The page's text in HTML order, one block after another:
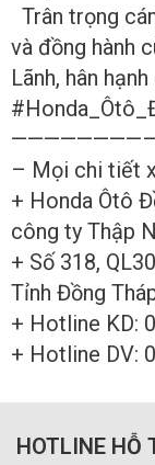
Trân trọng
và đồng hành
Lãnh, hân
————————–
– Mọi chi tiết
+ Honda Ôtô
công ty Thập
+ Số 318,
Tỉnh Đồng
+ Hotline KD:
+ Hotline DV:
HOTLINE HỖ